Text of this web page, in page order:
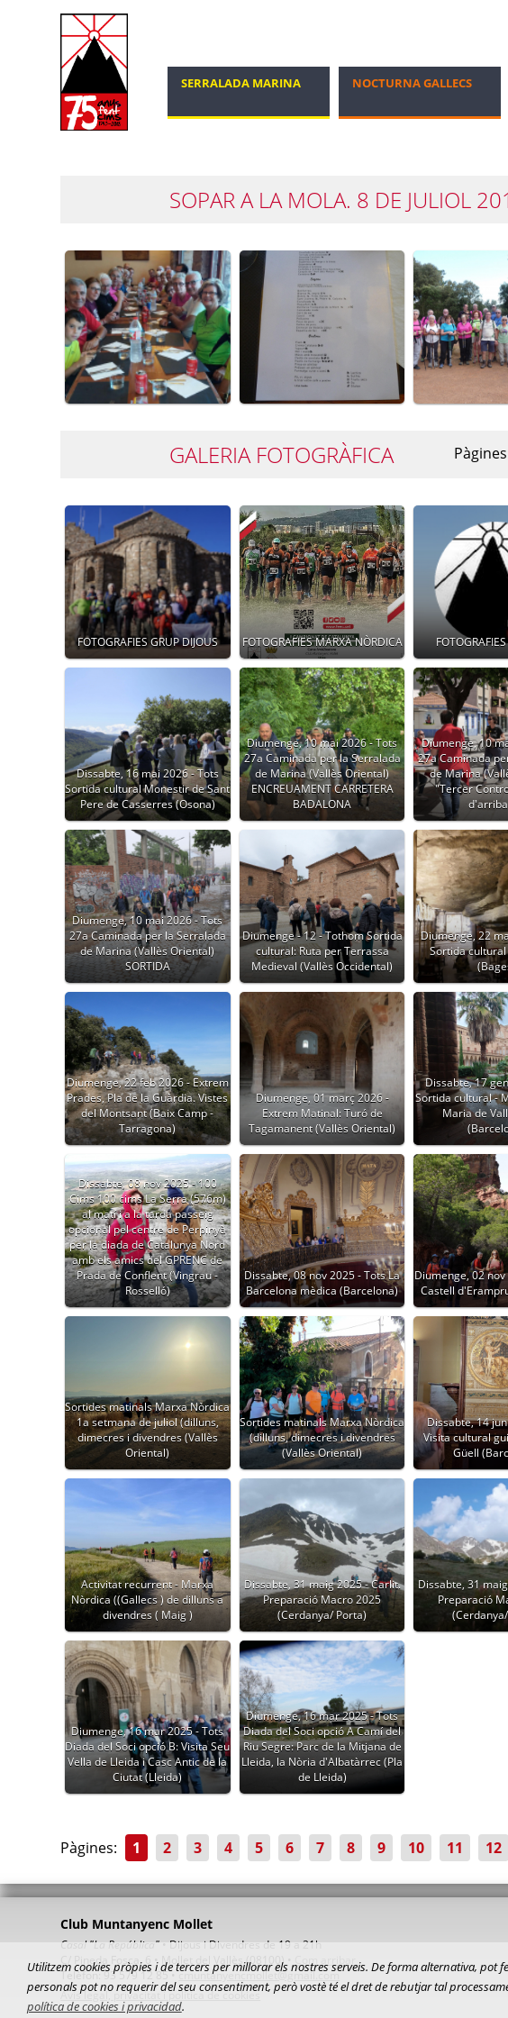
SERRALADA MARINA NOCTURNA GALLECS
SOPAR A LA MOLA. 8 DE JULIOL
GALERIA FOTOGRÀFICA
FOTOGRAFIES GRUP DIJOUS FOTOGRAFIES MARXA NÒRDICA
Dissabte, 16 mai 2026 - Tots
Sortida cultural Monestir de Sant
Pere de Casserres (Osona)
Diumenge, 10 mai 2026 - Tots
27a Caminada per la Serralada
de Marina (Vallès Oriental)
ENCREUAMENT CARRETERA
BADALONA
Diumenge, 10
27a Caminada
de Marina
"Tercer
Diumenge, 10 mai 2026 - Tots
27a Caminada per la Serralada
de Marina (Vallès Oriental)
SORTIDA
Diumenge - 12 - Tothom Sortida
cultural: Ruta per Terrassa
Medieval (Vallès Occidental)
Diumenge, 22
Sortida
Diumenge, 22 feb 2026 - Extrem
Prades, Pla de la Guàrdia. Vistes
del Montsant (Baix Camp -
Tarragona)
Diumenge, 01 març 2026 -
Extrem Matinal: Turó de
Tagamanent (Vallès Oriental)
Dissabte, 17
Sortida cultural -
Maria de
Dissabte, 08 nov 2025 - 100
Cims 100 cims La Serra (576m)
al matí i a la tarda passeig
opcional pel centre de Perpinyà
per la diada de Catalunya Nord
amb els amics del GPRENC de
Prada de Conflent (Vingrau -
Rosselló)
Dissabte, 08 nov 2025 - Tots La
Barcelona mèdica (Barcelona)
Diumenge, 02
Castell
Sortides matinals Marxa Nòrdica
1a setmana de juliol (dilluns,
dimecres i divendres (Vallès
Oriental)
Sortides matinals Marxa Nòrdica
(dilluns, dimecres i divendres
(Vallès Oriental)
Dissabte, 14
Visita cultural
Güell
Activitat recurrent - Marxa
Nòrdica ((Gallecs ) de dilluns a
divendres ( Maig )
Dissabte, 31 maig 2025 - Carlit.
Preparació Macro 2025
(Cerdanya/ Porta)
Dissabte, 31
Preparació
Diumenge, 16 mar 2025 - Tots
Diada del Soci opció B: Visita Seu
Vella de Lleida i Casc Antic de la
Ciutat (Lleida)
Diumenge, 16 mar 2025 - Tots
Diada del Soci opció A Camí del
Riu Segre: Parc de la Mitjana de
Lleida, la Nòria d'Albatàrrec (Pla
de Lleida)
Pàgines: 1 2 3 4 5 6 7 8 9 10 11 12
Club Muntanyenc Mollet
Casal "La República" • Dijous i Divendres de 19 a 21h
C/ Pineda Fosca, 6 • Mollet del Vallès (08100) •
Com arribar
Telèfon: 93 579 12 85 •cmuntanyencmollet@gmail.com
Avis legal, privacitat i política de cookies
Utilitzem cookies pròpies i de tercers per millorar els nostres serveis. De forma alternativa,
personals pot no requerir del seu consentiment, però vostè té el dret de rebutjar tal
política de cookies i privacidad.